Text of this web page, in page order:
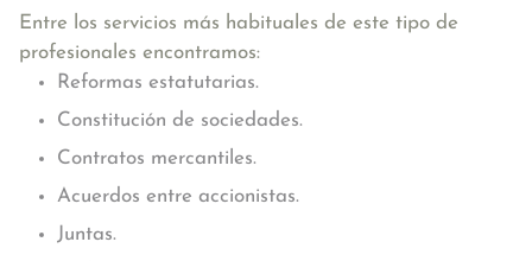
Entre los servicios más habituales de este tipo de
profesionales encontramos:
Reformas estatutarias.
Constitución de sociedades.
Contratos mercantiles.
Acuerdos entre accionistas.
Juntas.